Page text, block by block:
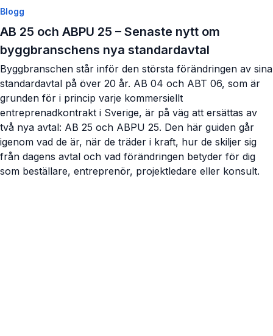
Blogg
AB 25 och ABPU 25 – Senaste nytt om
byggbranschens nya standardavtal
Byggbranschen står inför den största förändringen av sina
standardavtal på över 20 år. AB 04 och ABT 06, som är
grunden för i princip varje kommersiellt
entreprenadkontrakt i Sverige, är på väg att ersättas av
två nya avtal: AB 25 och ABPU 25. Den här guiden går
igenom vad de är, när de träder i kraft, hur de skiljer sig
från dagens avtal och vad förändringen betyder för dig
som beställare, entreprenör, projektledare eller konsult.